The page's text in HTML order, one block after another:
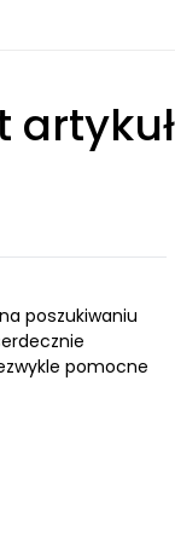
poszukiwaniu
pomocne